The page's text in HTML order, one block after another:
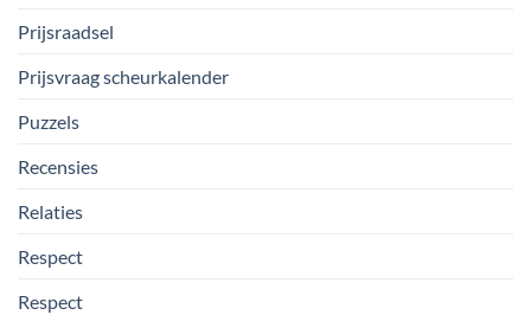
Prijsraadsel
Prijsvraag scheurkalender
Puzzels
Recensies
Relaties
Respect
Respect